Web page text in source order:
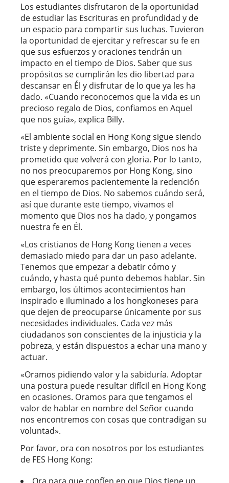
Los estudiantes disfrutaron de la oportunidad
de estudiar las Escrituras en profundidad y de
un espacio para compartir sus luchas. Tuvieron
la oportunidad de ejercitar y refrescar su fe en
que sus esfuerzos y oraciones tendrán un
impacto en el tiempo de Dios. Saber que sus
propósitos se cumplirán les dio libertad para
descansar en Él y disfrutar de lo que ya les ha
dado. «Cuando reconocemos que la vida es un
precioso regalo de Dios, confiamos en Aquel
que nos guía», explica Billy.
«El ambiente social en Hong Kong sigue siendo
triste y deprimente. Sin embargo, Dios nos ha
prometido que volverá con gloria. Por lo tanto,
no nos preocuparemos por Hong Kong, sino
que esperaremos pacientemente la redención
en el tiempo de Dios. No sabemos cuándo será,
así que durante este tiempo, vivamos el
momento que Dios nos ha dado, y pongamos
nuestra fe en Él.
«Los cristianos de Hong Kong tienen a veces
demasiado miedo para dar un paso adelante.
Tenemos que empezar a debatir cómo y
cuándo, y hasta qué punto debemos hablar. Sin
embargo, los últimos acontecimientos han
inspirado e iluminado a los hongkoneses para
que dejen de preocuparse únicamente por sus
necesidades individuales. Cada vez más
ciudadanos son conscientes de la injusticia y la
pobreza, y están dispuestos a echar una mano y
actuar.
«Oramos pidiendo valor y la sabiduría. Adoptar
una postura puede resultar difícil en Hong Kong
en ocasiones. Oramos para que tengamos el
valor de hablar en nombre del Señor cuando
nos encontremos con cosas que contradigan su
voluntad».
Por favor, ora con nosotros por los estudiantes
de FES Hong Kong: